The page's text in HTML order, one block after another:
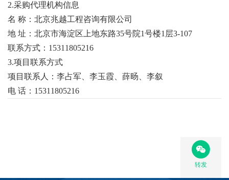
作
交
流
2.采购代理机构信息
名 称：北京兆越工程咨询有限公司
地 址：北京市海淀区上地东路35号院1号楼1层3-107
联系方式：15311805216
3.项目联系方式
项目联系人：李占军、李玉霞、薛旸、李叙
电 话：15311805216
转发